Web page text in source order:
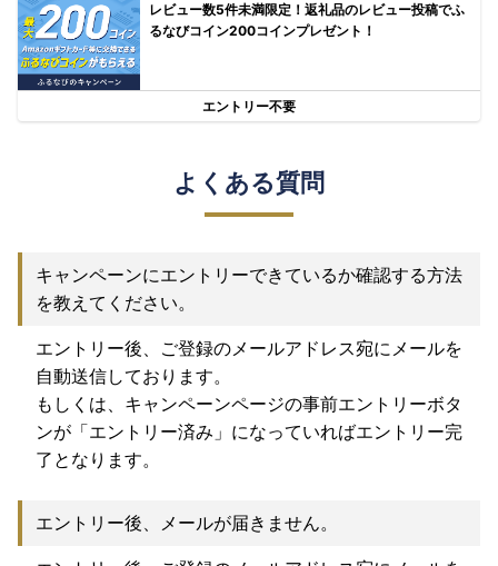
レビュー数5件未満限定！返礼品のレビュー投稿でふ
るなびコイン200コインプレゼント！
エントリー不要
よくある質問
キャンペーンにエントリーできているか確認する方法
を教えてください。
エントリー後、ご登録のメールアドレス宛にメールを
自動送信しております。
もしくは、キャンペーンページの事前エントリーボタ
ンが「エントリー済み」になっていればエントリー完
了となります。
エントリー後、メールが届きません。